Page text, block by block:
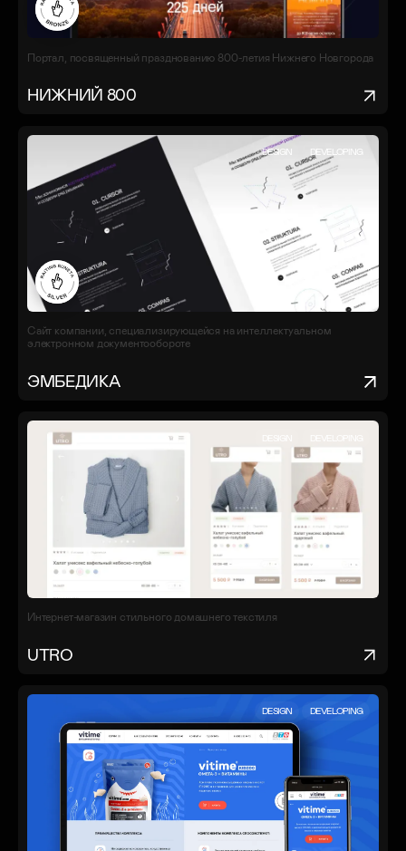
Портал, посвященный празднованию 800-летия Нижнего Новгорода
НИЖНИЙ 800
DESIGN DEVELOPING
Сайт компании, специализирующейся на интеллектуальном
электронном документообороте
ЭМБЕДИКА
Интернет-магазин стильного домашнего текстиля
UTRO
DESIGN DEVELOPING